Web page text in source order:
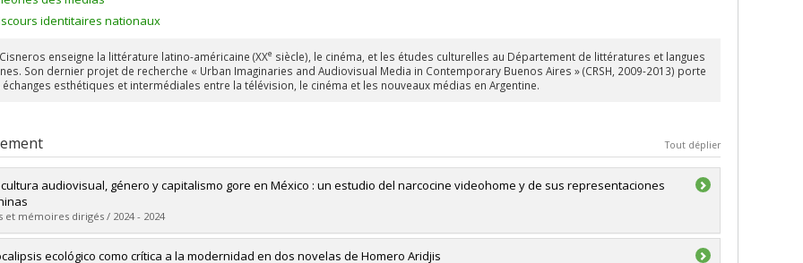
identitaires nationaux
enseigne la littérature latino-américaine (XXe siècle), le cinéma, et les études culturelles au Département de littératures et langues
Son dernier projet de recherche « Urban Imaginaries and Audiovisual Media in Contemporary Buenos Aires » (CRSH, 2009-2013) porte
esthétiques et intermédiales entre la télévision, le cinéma et les nouveaux médias en Argentine.
Tout déplier
audiovisual, género y capitalismo gore en México : un estudio del narcocine videohome y de sus representaciones
et mémoires dirigés / 2024 - 2024
:Pannetier Leboeuf, Gabrielle
ecológico como crítica a la modernidad en dos novelas de Homero Aridjis